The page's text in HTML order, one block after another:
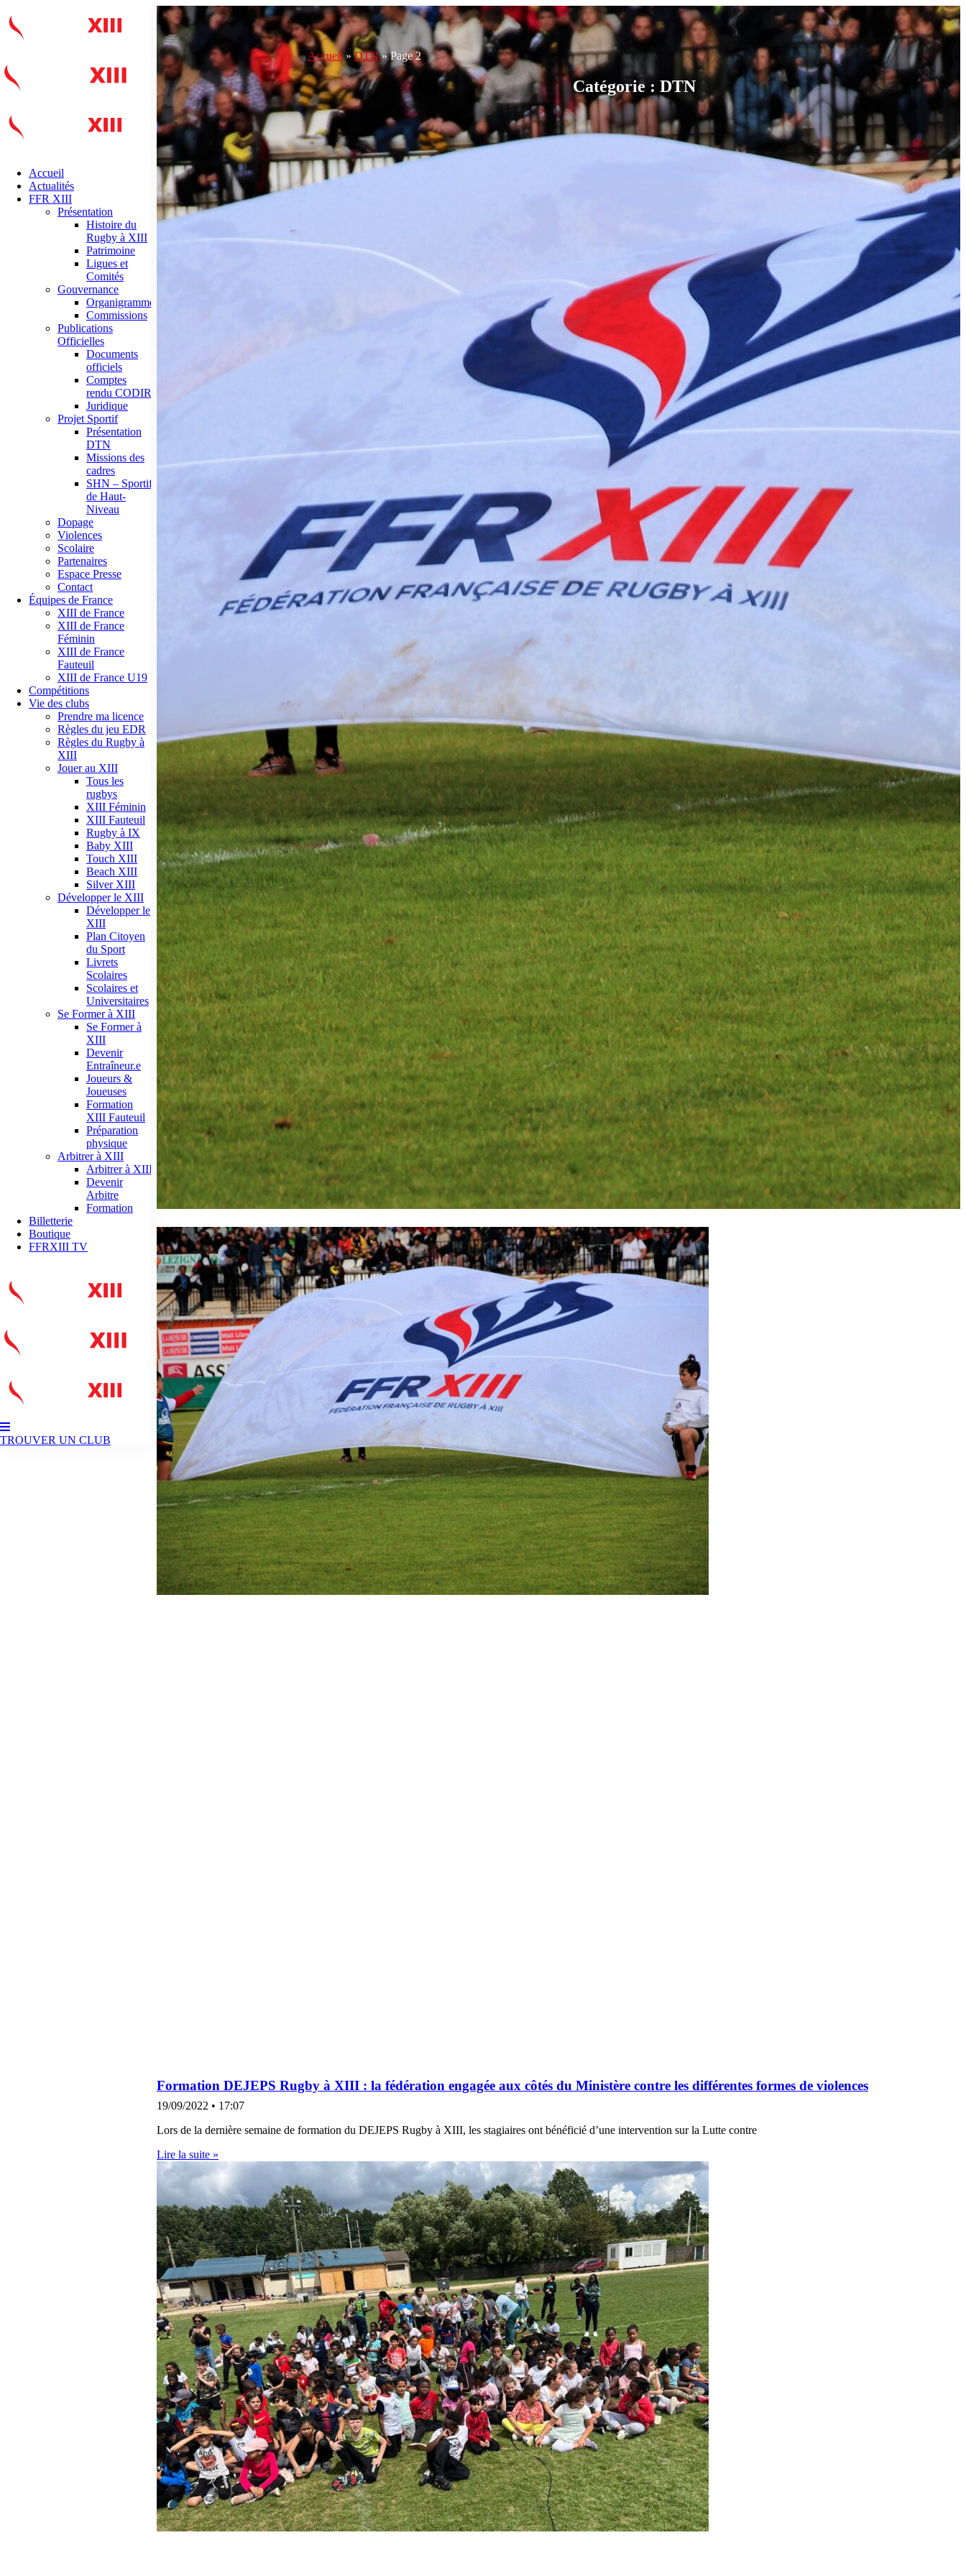
Accueil
Actualités
FFR XIII
Présentation
Histoire du
Rugby à XIII
Patrimoine
Ligues et
Comités
Gouvernance
Organigramme
Commissions
Publications
Officielles
Documents
officiels
Comptes
rendu CODIR
Juridique
Projet Sportif
Présentation
DTN
Missions des
cadres
SHN – Sportif
de Haut-
Niveau
Dopage
Violences
Scolaire
Partenaires
Espace Presse
Contact
Équipes de France
XIII de France
XIII de France
Féminin
XIII de France
Fauteuil
XIII de France U19
Compétitions
Vie des clubs
Prendre ma licence
Règles du jeu EDR
Règles du Rugby à
XIII
Jouer au XIII
Tous les
rugbys
XIII Féminin
XIII Fauteuil
Rugby à IX
Baby XIII
Touch XIII
Beach XIII
Silver XIII
Développer le XIII
Développer le
XIII
Plan Citoyen
du Sport
Livrets
Scolaires
Scolaires et
Universitaires
Se Former à XIII
Se Former à
XIII
Devenir
Entraîneur.e
Joueurs &
Joueuses
Formation
XIII Fauteuil
Préparation
physique
Arbitrer à XIII
Arbitrer à XIII
Devenir
Arbitre
Formation
Billetterie
Boutique
FFRXIII TV
TROUVER UN CLUB
Accueil»DTN»Page 2
Catégorie : DTN
Formation DEJEPS Rugby à XIII : la fédération engagée aux côtés du Ministère contre les différentes formes de violences
19/09/2022
17:07
Lors de la dernière semaine de formation du DEJEPS Rugby à XIII, les stagiaires ont bénéficié d’une intervention sur la Lutte contre
Lire la suite »